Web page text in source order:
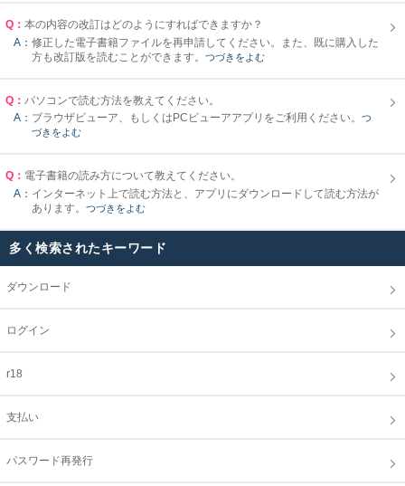
Q： 本の内容の改訂はどのようにすればできますか？
A： 修正した電子書籍ファイルを再申請してください。また、既に購入した
方も改訂版を読むことができます。 つづきをよむ
Q： パソコンで読む方法を教えてください。
A： ブラウザビューア、もしくはPCビューアアプリをご利用ください。 つ
づきをよむ
Q： 電子書籍の読み方について教えてください。
A： インターネット上で読む方法と、アプリにダウンロードして読む方法が
あります。 つづきをよむ
多く検索されたキーワード
ダウンロード
ログイン
r18
支払い
パスワード再発行